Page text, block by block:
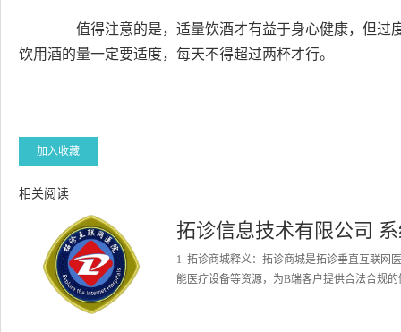
值得注意的是，适量饮酒才有益于身心健康，但过
饮用酒的量一定要适度，每天不得超过两杯才行。
加入收藏
相关阅读
拓诊信息技术有限公司
1. 拓诊商城释义：拓诊商城是拓诊垂直互联网
能医疗设备等资源，为B端客户提供合法合规